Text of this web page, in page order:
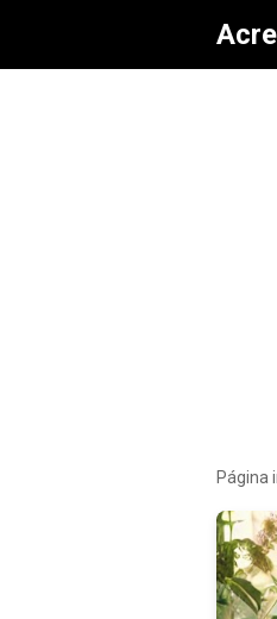
Página